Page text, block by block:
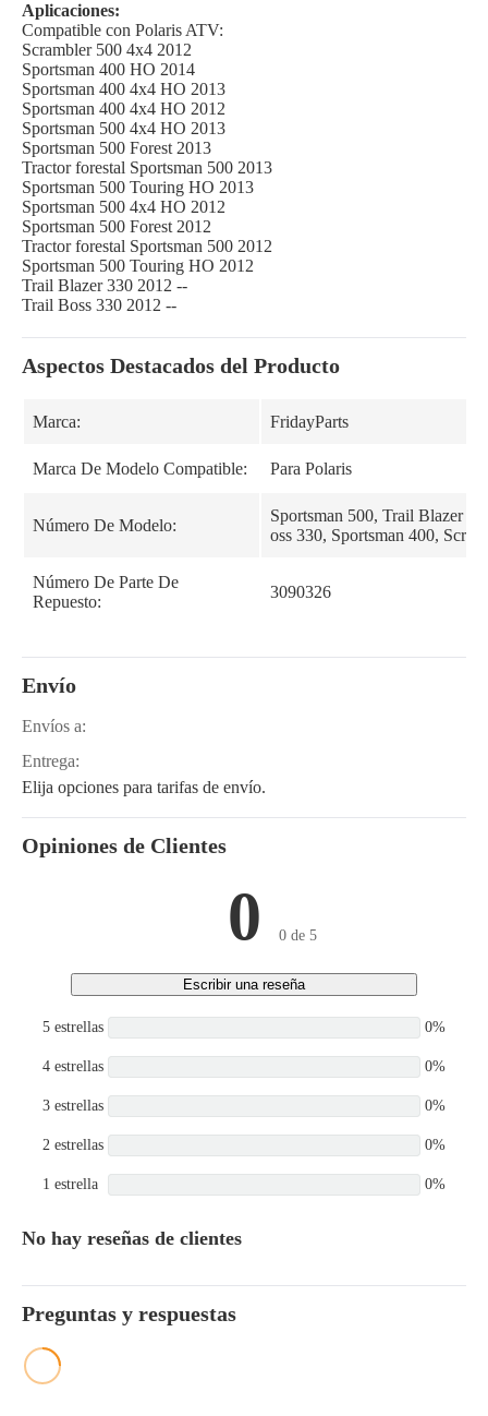
Aplicaciones:
Compatible con Polaris ATV:
Scrambler 500 4x4 2012
Sportsman 400 HO 2014
Sportsman 400 4x4 HO 2013
Sportsman 400 4x4 HO 2012
Sportsman 500 4x4 HO 2013
Sportsman 500 Forest 2013
Tractor forestal Sportsman 500 2013
Sportsman 500 Touring HO 2013
Sportsman 500 4x4 HO 2012
Sportsman 500 Forest 2012
Tractor forestal Sportsman 500 2012
Sportsman 500 Touring HO 2012
Trail Blazer 330 2012 --
Trail Boss 330 2012 --
Aspectos Destacados del Producto
Marca: FridayParts
Marca De Modelo Compatible: Para Polaris
Número De Modelo:
Sportsman 500, Trail Blazer
oss 330, Sportsman 400,
Número De Parte De
Repuesto:
3090326
Envío
Envíos a:
Entrega:
Elija opciones para tarifas de envío.
Opiniones de Clientes
0 0 de 5
Escribir una reseña
5 estrellas 0%
4 estrellas 0%
3 estrellas 0%
2 estrellas 0%
1 estrella 0%
No hay reseñas de clientes
Preguntas y respuestas